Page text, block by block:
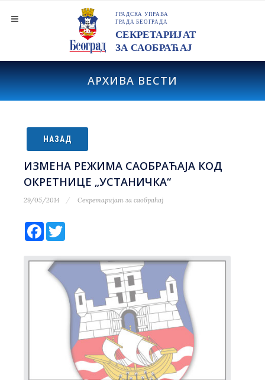
АРХИВА ВЕСТИ
НАЗАД
ИЗМЕНА РЕЖИМА САОБРАЋАЈА КОД
ОКРЕТНИЦЕ „УСТАНИЧКА“
29/05/2014 Секретаријат за саобраћај
Facebook